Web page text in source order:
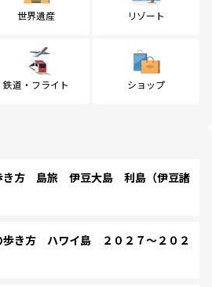
世界遺産 リゾート
鉄道・フライト ショップ
き方 島旅 伊豆大島 利島（伊豆諸
き方 ハワイ島 ２０２７～２０２